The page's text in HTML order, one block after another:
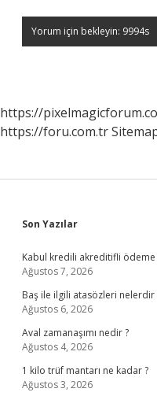
https://
https://foru.com.tr
Sidebar
Son Yazılar
Kabul kredili akreditifli ödeme
Ağustos 7, 2026
Baş ile ilgili atasözleri nelerdir
Ağustos 6, 2026
Aval zamanaşımı nedir ?
Ağustos 4, 2026
1 kilo trüf mantarı ne kadar ?
Ağustos 3, 2026